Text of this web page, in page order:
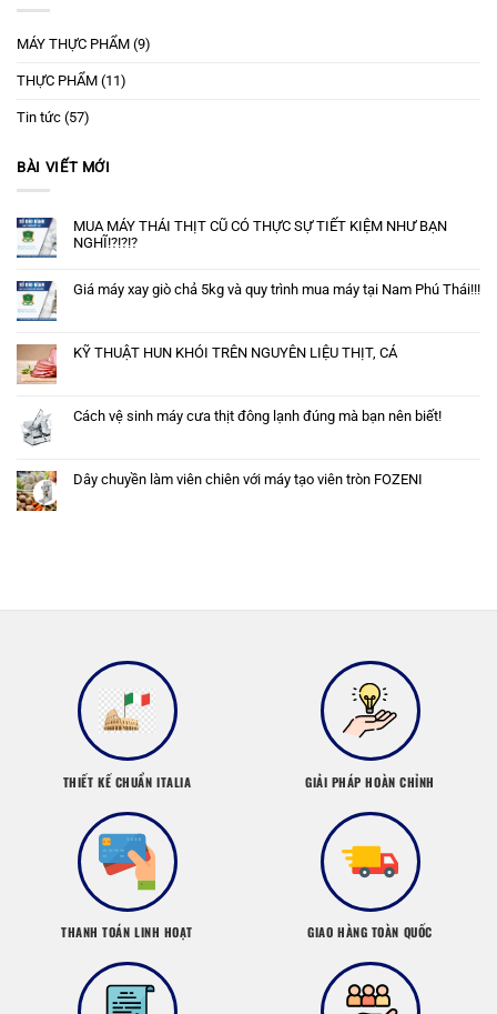
MÁY THỰC PHẨM (9)
THỰC PHẨM (11)
Tin tức (57)
BÀI VIẾT MỚI
MUA MÁY THÁI THỊT CŨ CÓ THỰC SỰ TIẾT KIỆM NHƯ BẠN
NGHĨ!?!?!?
Giá máy xay giò chả 5kg và quy trình mua máy tại Nam Phú Thái!!!
KỸ THUẬT HUN KHÓI TRÊN NGUYÊN LIỆU THỊT, CÁ
Cách vệ sinh máy cưa thịt đông lạnh đúng mà bạn nên biết!
Dây chuyền làm viên chiên với máy tạo viên tròn FOZENI
THIẾT KẾ CHUẨN ITALIA GIẢI PHÁP HOÀN CHỈNH
THANH TOÁN LINH HOẠT GIAO HÀNG TOÀN QUỐC